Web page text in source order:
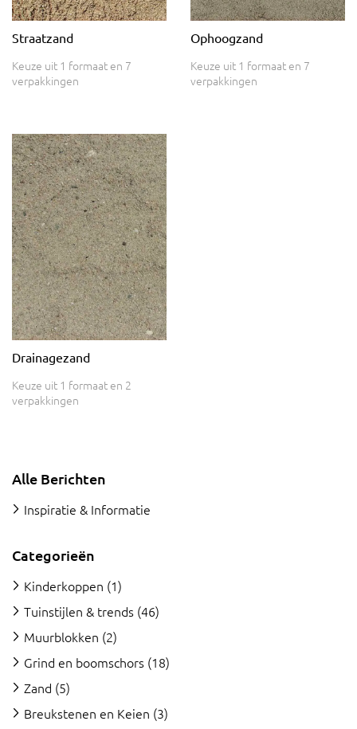
Straatzand
Keuze uit 1 formaat en 7
verpakkingen
Ophoogzand
Keuze uit 1 formaat en 7
verpakkingen
Drainagezand
Keuze uit 1 formaat en 2
verpakkingen
Alle Berichten
Inspiratie & Informatie
Categorieën
Kinderkoppen (1)
Tuinstijlen & trends (46)
Muurblokken (2)
Grind en boomschors (18)
Zand (5)
Breukstenen en Keien (3)